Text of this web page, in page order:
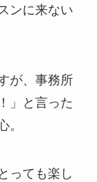
ンに来ない
が、事務所
」と言った
。
っても楽し